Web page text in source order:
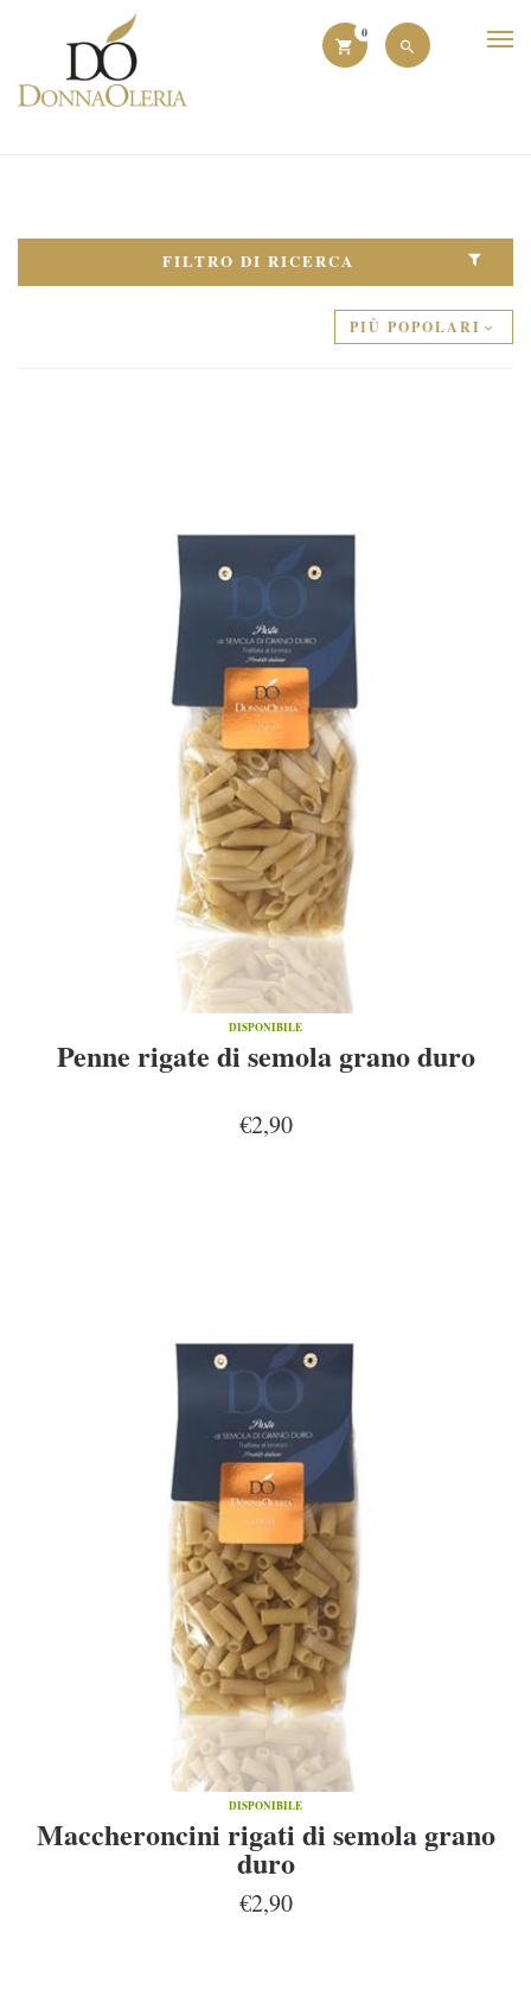
0
FILTRO DI RICERCA
PIÙ POPOLARI
DISPONIBILE
Penne rigate di semola grano duro
€2,90
DISPONIBILE
Maccheroncini rigati di semola grano
duro
€2,90